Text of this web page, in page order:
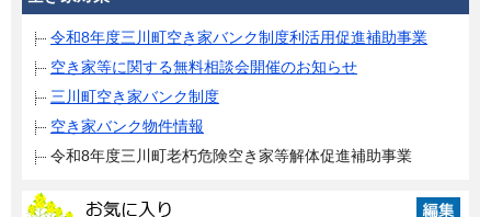
令和8年度三川町空き家バンク制度利活用促進補助事業
空き家等に関する無料相談会開催のお知らせ
三川町空き家バンク制度
空き家バンク物件情報
令和8年度三川町老朽危険空き家等解体促進補助事業